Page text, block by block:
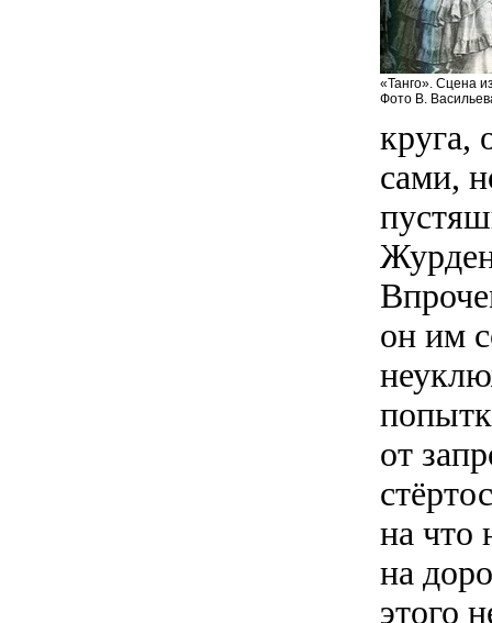
«Танго». Сцена
Фото В.
круга,
сами,
он им
от
на что
на
этого